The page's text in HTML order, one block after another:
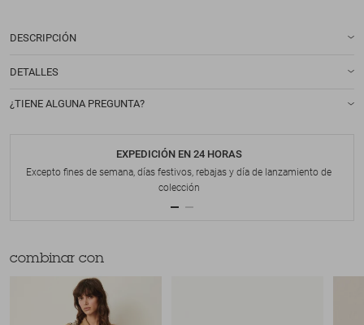
DESCRIPCIÓN
DETALLES
¿TIENE ALGUNA PREGUNTA?
EXPEDICIÓN EN 24 HORAS
Excepto fines de semana, días festivos, rebajas y día de lanzamiento de
colección
combinar con